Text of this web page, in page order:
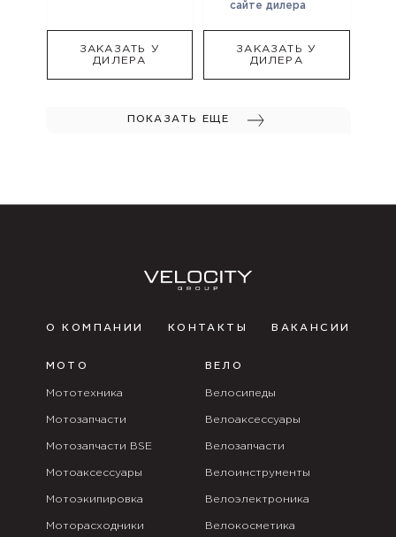
ЗАКАЗАТЬ У
ДИЛЕРА
сайте дилера
ЗАКАЗАТЬ У
ДИЛЕРА
ПОКАЗАТЬ ЕЩЕ
О КОМПАНИИ КОНТАКТЫ ВАКАНСИИ
МОТО
Мототехника
Мотозапчасти
Мотозапчасти BSE
Мотоаксессуары
Мотоэкипировка
Моторасходники
ВЕЛО
Велосипеды
Велоаксессуары
Велозапчасти
Велоинструменты
Велоэлектроника
Велокосметика